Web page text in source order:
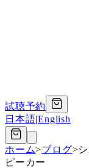
試聴予約
日本語|English
ホーム>ブログ>
ピーカー